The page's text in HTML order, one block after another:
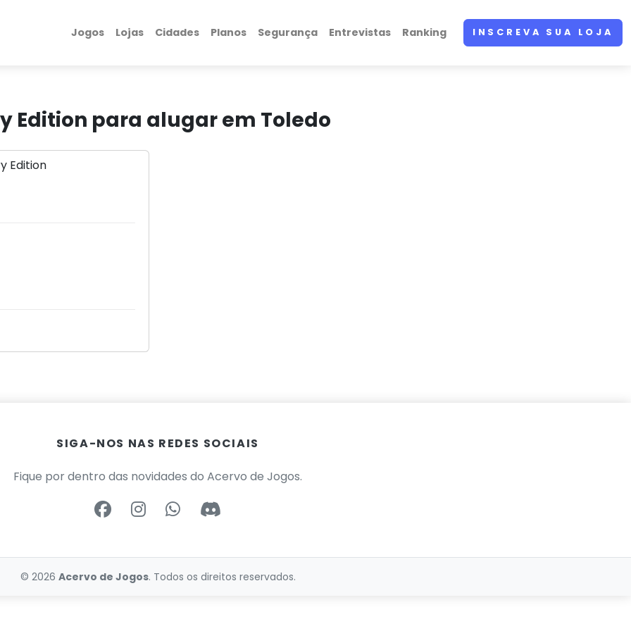
Jogos Lojas Cidades Planos Segurança Entrevistas Ranking INSCREVA SUA LOJA
Edition para alugar em Toledo
SIGA-NOS NAS REDES SOCIAIS
Fique por dentro das novidades do Acervo de Jogos.
© 2026 Acervo de Jogos. Todos os direitos reservados.